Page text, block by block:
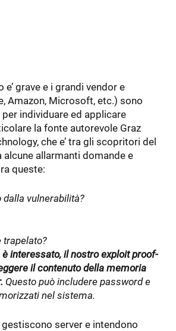
e’ grave e i grandi vendor e
Amazon, Microsoft, etc.) sono
individuare ed applicare
la fonte autorevole Graz
che e’ tra gli scopritori del
alcune allarmanti domande e
queste:
vulnerabilità?
trapelato?
interessato, il nostro exploit proof-
il contenuto della memoria
Questo può includere password e
nel sistema.
gestiscono server e intendono